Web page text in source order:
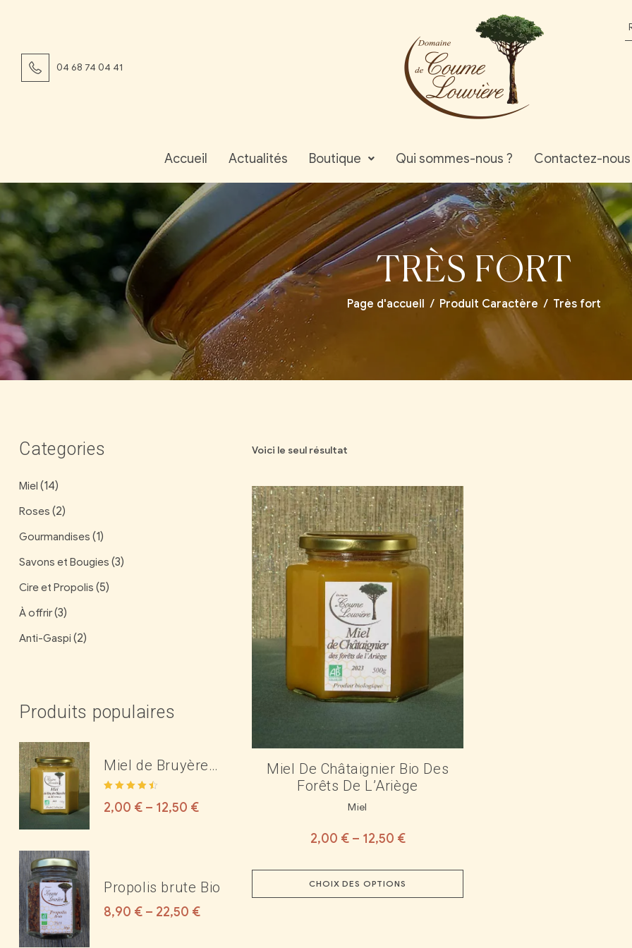
04 68 74 04 41
Accueil Actualités Boutique Qui sommes-nous ? Contactez-nous
TRÈS FORT
Page d'accueil / Produit Caractère / Très fort
Voici le seul résultat
Miel De Châtaignier Bio Des
Forêts De L’Ariège
Miel
2,00 €– 12,50 €
CHOIX DES OPTIONS
Categories
Miel (14)
Roses (2)
Gourmandises (1)
Savons et Bougies (3)
Cire et Propolis (5)
À offrir(3)
Anti-Gaspi (2)
Produits populaires
Miel de Bruyère
Blanche Bio des
Corbières ou du
sur 5
2,00 € – 12,50 €
Propolis brute Bio
8,90 € – 22,50 €